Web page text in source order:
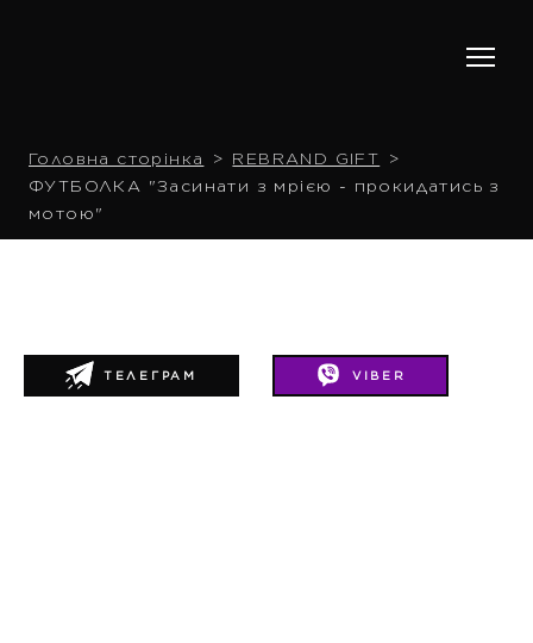
Головна сторінка
REBRAND GIFT
ФУТБОЛКА "Засинати з мрією - прокидатись з
мотою"
VIBER
ТЕЛЕГРАМ